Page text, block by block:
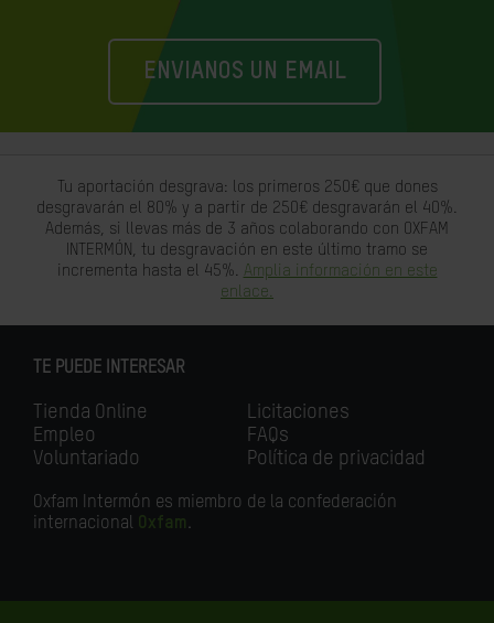
ENVIANOS UN EMAIL
Tu aportación desgrava: los primeros 250€ que dones
desgravarán el 80% y a partir de 250€ desgravarán el 40%.
Además, si llevas más de 3 años colaborando con OXFAM
INTERMÓN, tu desgravación en este último tramo se
incrementa hasta el 45%. Amplia información en este
enlace.
TE PUEDE INTERESAR
Tienda Online
Empleo
Voluntariado
Licitaciones
FAQs
Política de privacidad
Oxfam Intermón es miembro de la confederación
internacional Oxfam.